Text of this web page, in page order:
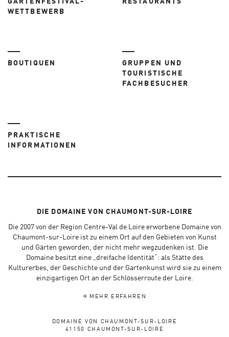
GARTENFESTIVAL-
WETTBEWERB
RESTAURANTS
BOUTIQUEN
GRUPPEN UND
TOURISTISCHE
FACHBESUCHER
PRAKTISCHE
INFORMATIONEN
DIE DOMAINE VON CHAUMONT-SUR-LOIRE
Die 2007 von der Region Centre-Val de Loire erworbene Domaine von
Chaumont-sur-Loire ist zu einem Ort auf den Gebieten von Kunst
und Gärten geworden, der nicht mehr wegzudenken ist. Die
Domaine besitzt eine „dreifache Identität“: als Stätte des
Kulturerbes, der Geschichte und der Gartenkunst wird sie zu einem
einzigartigen Ort an der Schlösserroute der Loire.
MEHR ERFAHREN
DOMAINE VON CHAUMONT-SUR-LOIRE
41150 CHAUMONT-SUR-LOIRE